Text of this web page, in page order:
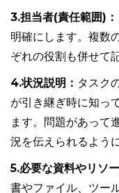
3.担当者(責任範囲)：
明確にします。複数
ぞれの役割も併せて
4.状況説明： タスク
が引き継ぎ時に知っ
ます。問題があって
況を伝えられるよう
5.必要な資料やリソー
書やファイル、ツー